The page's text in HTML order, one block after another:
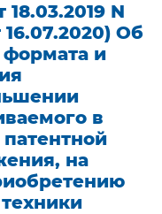
N
Об
и
в
на